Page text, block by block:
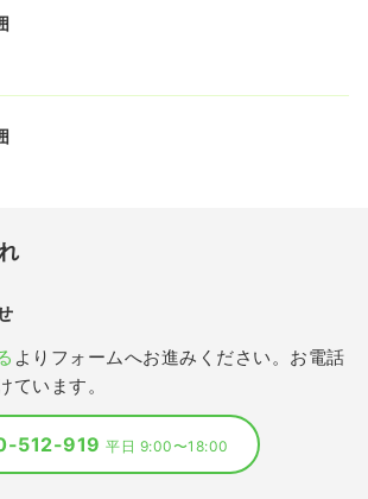
よりフォームへお進みください。お電話
ています。
512-919平日 9:00〜18:00